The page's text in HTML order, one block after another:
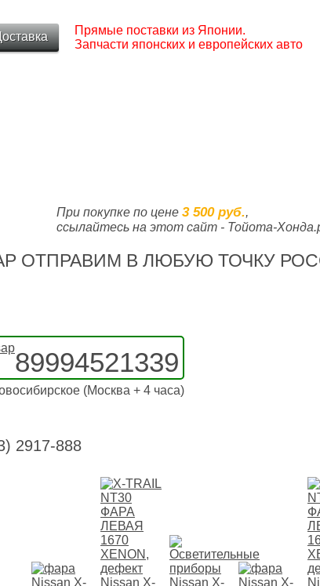
Прямые поставки из Японии.
Запчасти японских и европейских авто
При покупке по цене 3 500 руб.,
ссылайтесь на этот сайт - Тойота-
ОТПРАВИМ В ЛЮБУЮ ТОЧКУ
89994521339
(Москва + 4 часа)
2917-888